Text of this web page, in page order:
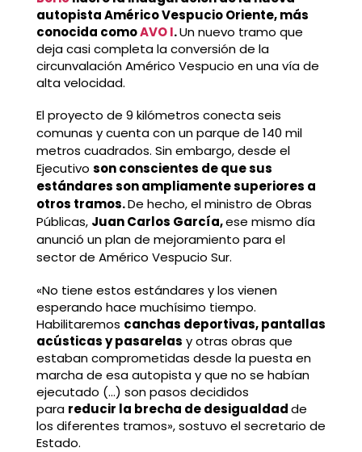
autopista Américo Vespucio Oriente, más
conocida comoAVO I.Un nuevo tramo que
deja casi completa la conversión de la
circunvalación Américo Vespucio en una vía de
alta velocidad.
El proyecto de 9 kilómetros conecta seis
comunas y cuenta con un parque de 140 mil
metros cuadrados. Sin embargo, desde el
Ejecutivo son conscientes de que sus
estándares son ampliamente superiores a
otros tramos.De hecho, el ministro de Obras
Públicas, Juan Carlos García,ese mismo día
anunció un plan de mejoramiento para el
sector de Américo Vespucio Sur.
«No tiene estos estándares y los vienen
esperando hace muchísimo tiempo.
Habilitaremos canchas deportivas, pantallas
acústicas y pasarelas y otras obras que
estaban comprometidas desde la puesta en
marcha de esa autopista y que no se habían
ejecutado (…) son pasos decididos
para reducir la brecha de desigualdadde
los diferentes tramos», sostuvo el secretario de
Estado.